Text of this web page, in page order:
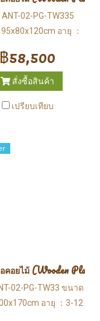
ANT-02-PG-TW335
อายุ ：
฿58,500
สั่งซื้อสินค้า
เปรียบเทียบ
คอยไม้ (Wooden
02-PG-TW33 ขนาด
อายุ ：3-12